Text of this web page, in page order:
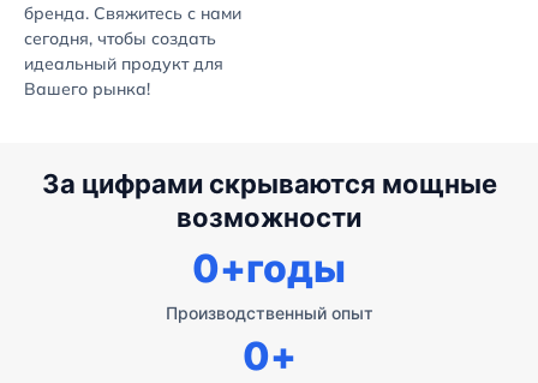
бренда. Свяжитесь с нами
сегодня, чтобы создать
идеальный продукт для
Вашего рынка!
За цифрами скрываются мощные
возможности
Производственный опыт
0+годы
0+